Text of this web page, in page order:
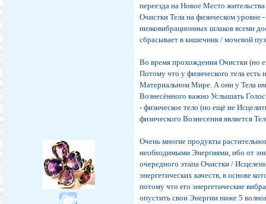
переезда на Новое Место
Очистки Тела на физическом уровне
низковибрационных шлаков всеми
сбрасывает в кишечник / мочевой
Во время прохождения Очистки (но
Потому что у физического тела
Материальном Мире. А они у Тела
Вознесённого важно Услышать
- физическое тело (но ещё не
физического Вознесения является
Очень многие продукты
необходимыми Энергиями, ибо от
очередного этапа Очистки /
энергетических качеств, в основе
потому что его энергетические
опустить свои Энергии ниже 5